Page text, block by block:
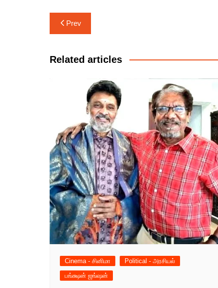
Post
navigation
Prev
Related articles
Cinema - சினிமா
Political - அரசியல்
பங்க்ஷன் ஜங்ஷன்